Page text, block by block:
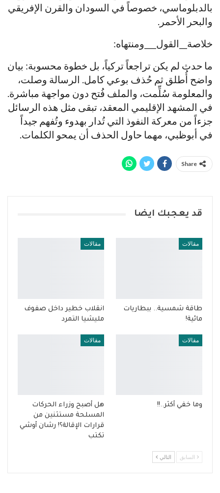
بالدبلوماسي، خصوصاً في السودان والقرن الإفريقي
والبحر الأحمر.
خلاصة__القول___ومنتهاه:
ما حدث لم يكن تراجعاً تركياً، بل خطوة محسوبة: بيان
واضح أُطلق ثم حُذف بوعي كامل. الرسالة وصلت،
والمعلومة سُلِّمت، والملف فُتح دون مواجهة مباشرة.
في المشهد الإقليمي المعقد، تبقى مثل هذه الرسائل
جزءاً من معركة النفوذ التي تُدار بهدوء وتُفهم جيداً
في أبوظبي، مهما حاول الحذف أن يمحو الكلمات.
Share
قد يعجبك ايضا
مقالات
طاقة شمسية.. ببطاريات
مائية!
مقالات
انقلاب خطير داخل صفوف
مليشيا التمرد
مقالات
وما خفي أكثر..!!
مقالات
هل أصبح وزراء الحركات
المسلحة مستثنين من
قرارات الإقالة؟! رشان أوشي
تكتب
السابق التالي